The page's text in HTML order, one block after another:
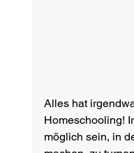
Alles hat
Homeschooling!
möglich sein, in